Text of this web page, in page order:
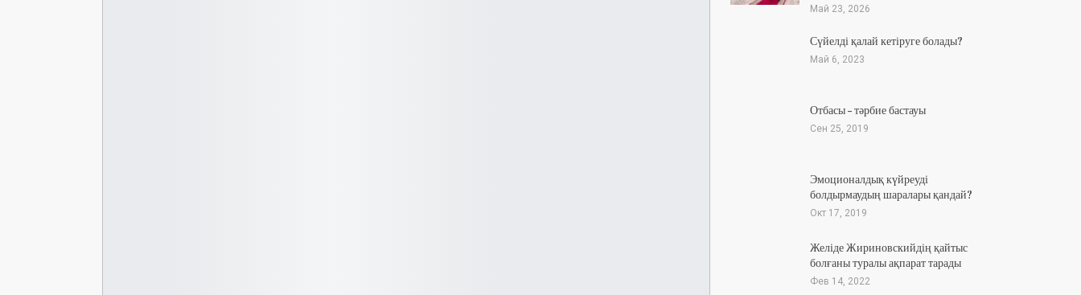
Май 23, 2026
Сүйелді қалай кетіруге болады?
Май 6, 2023
Отбасы – тәрбие бастауы
Сен 25, 2019
Эмоционалдық күйреуді
болдырмаудың шаралары қандай?
Окт 17, 2019
Желіде Жириновскийдің қайтыс
болғаны туралы ақпарат тарады
Фев 14, 2022